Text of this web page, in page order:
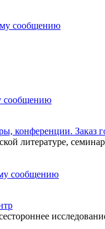
конференции. Заказ
литературе,